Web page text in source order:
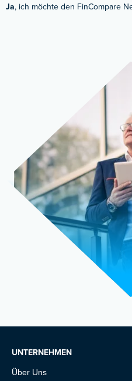
Ja, ich möchte den FinCompare
UNTERNEHMEN
Über Uns